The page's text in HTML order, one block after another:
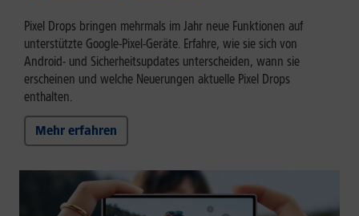
Pixel Drops bringen mehrmals im Jahr neue Funktionen auf
unterstützte Google-Pixel-Geräte. Erfahre, wie sie sich von
Android- und Sicherheitsupdates unterscheiden, wann sie
erscheinen und welche Neuerungen aktuelle Pixel Drops
enthalten.
Mehr erfahren